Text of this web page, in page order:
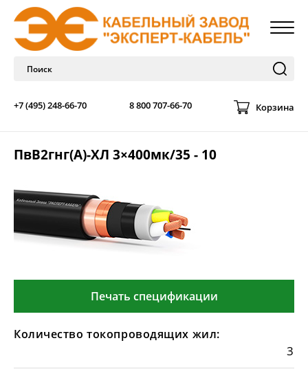
+7 (495) 248-66-70 8 800 707-66-70 Корзина
ПвВ2гнг(А)-ХЛ 3×400мк/35 - 10
Печать спецификации
Количество токопроводящих жил:
3